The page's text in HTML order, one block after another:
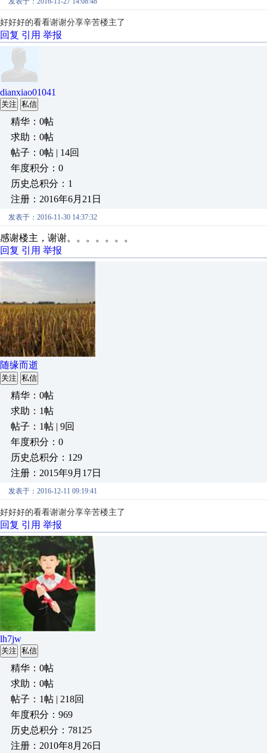
好好好的看看谢谢分享辛苦楼主了
回复 引用 举报
dianxiao01041
关注 私信
精华：0帖
求助：0帖
帖子：0帖 | 14回
年度积分：0
历史总积分：1
注册：2016年6月21日
发表于：2016-11-30 14:37:32
感谢楼主，谢谢。。。。。。。
回复 引用 举报
随缘而逝
关注 私信
精华：0帖
求助：1帖
帖子：1帖 | 9回
年度积分：0
历史总积分：129
注册：2015年9月17日
发表于：2016-12-11 09:19:41
好好好的看看谢谢分享辛苦楼主了
回复 引用 举报
lh7jw
关注 私信
精华：0帖
求助：0帖
帖子：1帖 | 218回
年度积分：969
历史总积分：78125
注册：2010年8月26日